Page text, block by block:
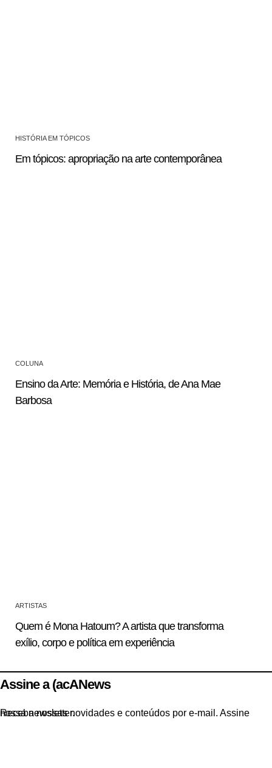
HISTÓRIA EM TÓPICOS
Em tópicos: apropriação na arte contemporânea
COLUNA
Ensino da Arte: Memória e História, de Ana Mae
Barbosa
ARTISTAS
Quem é Mona Hatoum? A artista que transforma
exílio, corpo e política em experiência
Assine a (acANews
Receba nossas novidades e conteúdos por e-mail. Assine nossa newsletter.